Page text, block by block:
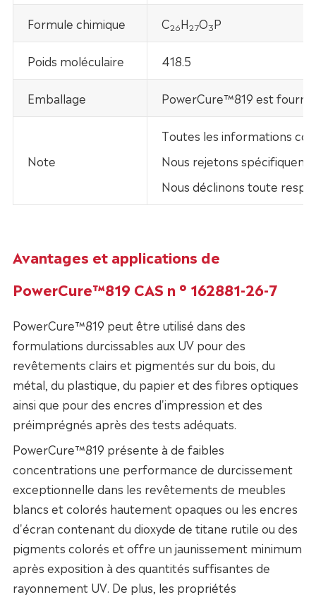
Formule chimique C26H27O3P
Poids moléculaire 418.5
Emballage PowerCure™819 est fourni
Note
Toutes les informations
Nous rejetons
Nous déclinons toute
Avantages et applications de
PowerCure™819 CAS n ° 162881-26-7
PowerCure™819 peut être utilisé dans des
formulations durcissables aux UV pour des
revêtements clairs et pigmentés sur du bois, du
métal, du plastique, du papier et des fibres optiques
ainsi que pour des encres d'impression et des
préimprégnés après des tests adéquats.
PowerCure™819 présente à de faibles
concentrations une performance de durcissement
exceptionnelle dans les revêtements de meubles
blancs et colorés hautement opaques ou les encres
d'écran contenant du dioxyde de titane rutile ou des
pigments colorés et offre un jaunissement minimum
après exposition à des quantités suffisantes de
rayonnement UV. De plus, les propriétés